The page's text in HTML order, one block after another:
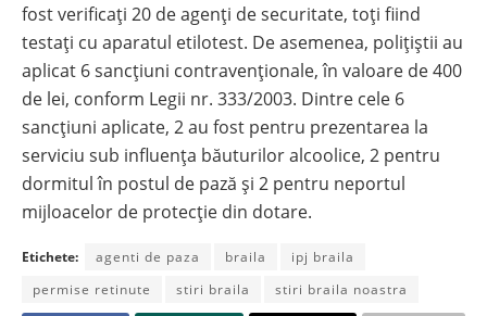
fost verificați 20 de agenți de securitate, toți fiind
testați cu aparatul etilotest. De asemenea, polițiștii au
aplicat 6 sancțiuni contravenționale, în valoare de 400
de lei, conform Legii nr. 333/2003. Dintre cele 6
sancțiuni aplicate, 2 au fost pentru prezentarea la
serviciu sub influența băuturilor alcoolice, 2 pentru
dormitul în postul de pază și 2 pentru neportul
mijloacelor de protecție din dotare.
Etichete: agenti de paza braila
ipj braila
permise retinute
stiri braila stiri braila noastra